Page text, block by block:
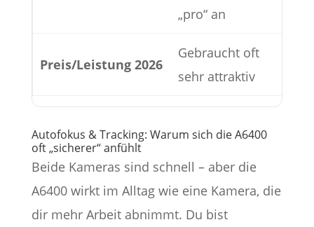
„pro“ an
Preis/Leistung 2026
Gebraucht oft
sehr attraktiv
Autofokus & Tracking: Warum sich die A6400
oft „sicherer“ anfühlt
Beide Kameras sind schnell – aber die
A6400 wirkt im Alltag wie eine Kamera, die
dir mehr Arbeit abnimmt. Du bist